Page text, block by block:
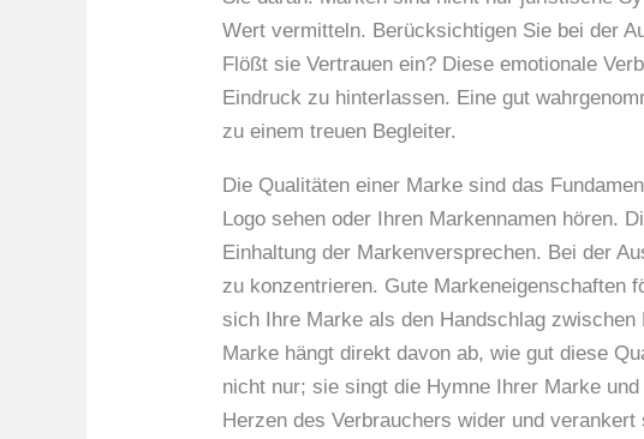
Wert vermitteln. Berücksichtigen Sie bei der
Flößt sie Vertrauen ein? Diese emotionale
Eindruck zu hinterlassen. Eine gut
zu einem treuen Begleiter.
Die Qualitäten einer Marke sind das
Logo sehen oder Ihren Markennamen hören.
Einhaltung der Markenversprechen. Bei der
zu konzentrieren. Gute Markeneigenschaften
sich Ihre Marke als den Handschlag
Marke hängt direkt davon ab, wie gut diese
nicht nur; sie singt die Hymne Ihrer Marke
Herzen des Verbrauchers wider und